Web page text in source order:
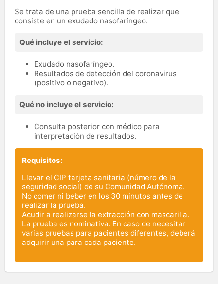
Se trata de una prueba sencilla de realizar que
consiste en un exudado nasofaríngeo.
Qué incluye el servicio:
Exudado nasofaríngeo.
Resultados de detección del coronavirus
(positivo o negativo).
Qué no incluye el servicio:
Consulta posterior con médico para
interpretación de resultados.
Requisitos:
Llevar el CIP tarjeta sanitaria (número de la
seguridad social) de su Comunidad Autónoma.
No comer ni beber en los 30 minutos antes de
realizar la prueba.
Acudir a realizarse la extracción con mascarilla.
La prueba es nominativa. En caso de necesitar
varias pruebas para pacientes diferentes, deberá
adquirir una para cada paciente.